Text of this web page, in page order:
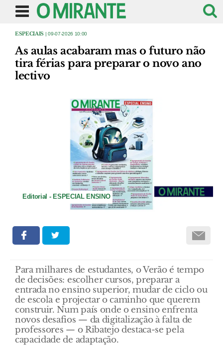
ESPECIAIS | 09-07-2026 10:00
As aulas acabaram mas o futuro não
tira férias para preparar o novo ano
lectivo
Editorial - ESPECIAL ENSINO
Para milhares de estudantes, o Verão é tempo
de decisões: escolher cursos, preparar a
entrada no ensino superior, mudar de ciclo ou
de escola e projectar o caminho que querem
construir. Num país onde o ensino enfrenta
novos desafios — da digitalização à falta de
professores — o Ribatejo destaca-se pela
capacidade de adaptação.